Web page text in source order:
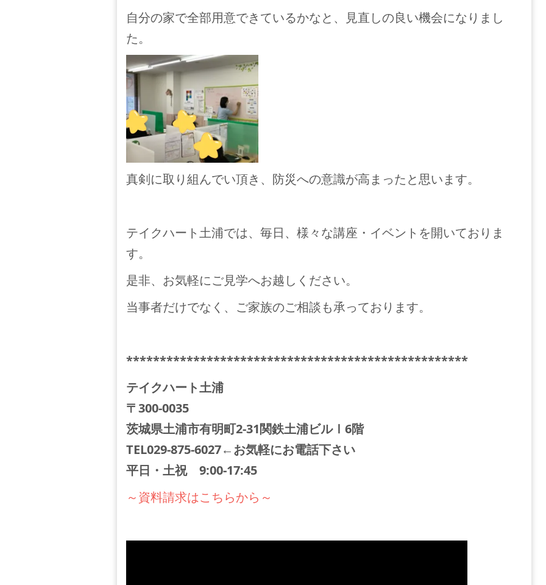
自分の家で全部用意できているかなと、見直しの良い機会になりまし
た。
真剣に取り組んでい頂き、防災への意識が高まったと思います。
テイクハート土浦では、毎日、様々な講座・イベントを開いておりま
す。
是非、お気軽にご見学へお越しください。
当事者だけでなく、ご家族のご相談も承っております。
***************************************************
テイクハート土浦
〒300-0035
茨城県土浦市有明町2-31関鉄土浦ビルⅠ6階
TEL029-875-6027←お気軽にお電話下さい
平日・土祝 9:00-17:45
～資料請求はこちらから～